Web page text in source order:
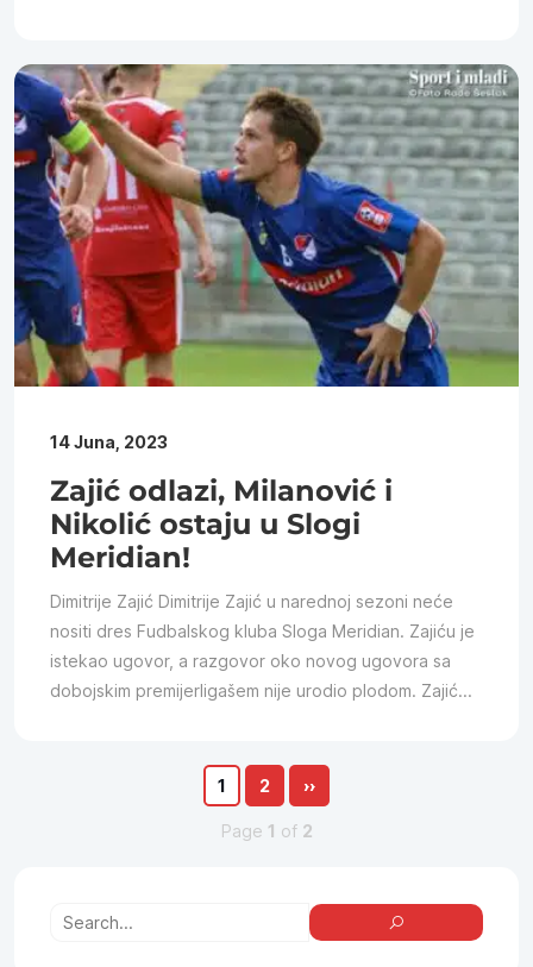
14 Juna, 2023
Zajić odlazi, Milanović i
Nikolić ostaju u Slogi
Meridian!
Dimitrije Zajić Dimitrije Zajić u narednoj sezoni neće
nositi dres Fudbalskog kluba Sloga Meridian. Zajiću je
istekao ugovor, a razgovor oko novog ugovora sa
dobojskim premijerligašem nije urodio plodom. Zajić...
1 2 ››
Page 1 of 2